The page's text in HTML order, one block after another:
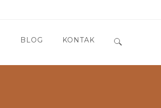
BLOG KONTAK